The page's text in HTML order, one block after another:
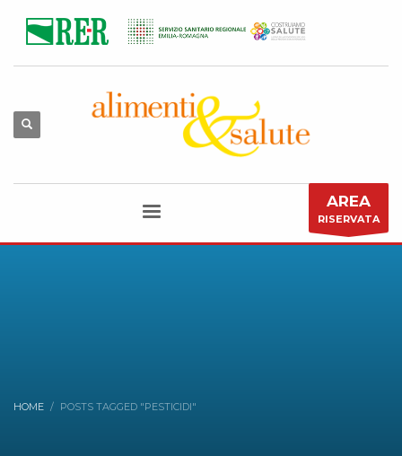
AREA
RISERVATA
HOME POSTS TAGGED "PESTICIDI"